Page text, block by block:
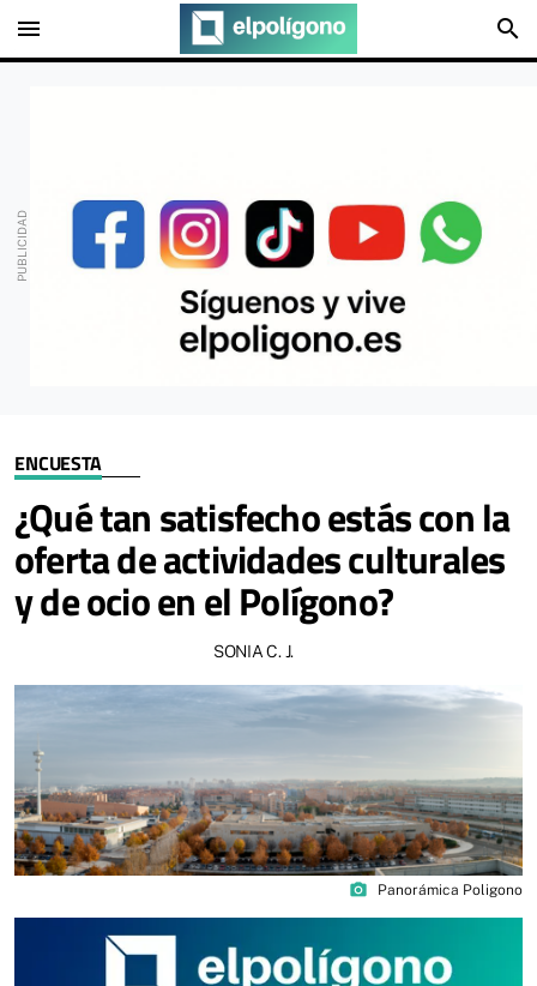
menu search
ENCUESTA
¿Qué tan satisfecho estás con la
oferta de actividades culturales
y de ocio en el Polígono?
SONIA C. J.
photo_camera Panorámica Poligono